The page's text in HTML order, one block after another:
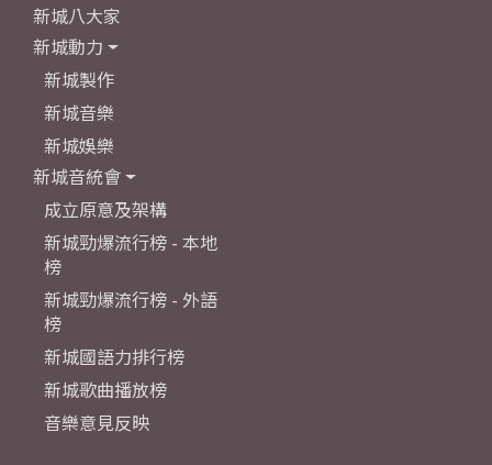
新城八大家
新城動力
新城製作
新城音樂
新城娛樂
新城音統會
成立原意及架構
新城勁爆流行榜 - 本地
榜
新城勁爆流行榜 - 外語
榜
新城國語力排行榜
新城歌曲播放榜
音樂意見反映